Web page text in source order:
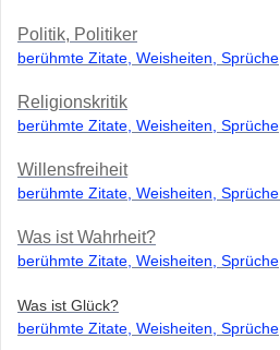
Politik, Politiker
berühmte Zitate, Weisheiten, Sprüche
Religionskritik
berühmte Zitate, Weisheiten, Sprüche
Willensfreiheit
berühmte Zitate, Weisheiten, Sprüche
Was ist Wahrheit?
berühmte Zitate, Weisheiten, Sprüche
Was ist Glück?
berühmte Zitate, Weisheiten, Sprüche